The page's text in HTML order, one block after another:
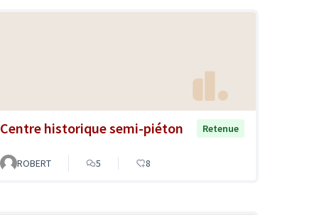
Centre historique semi-piéton Retenue
ROBERT 5 8